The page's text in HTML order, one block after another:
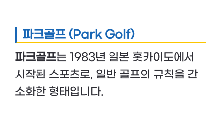
파크골프 (Park Golf)
파크골프는 1983년 일본 홋카이도에서
시작된 스포츠로, 일반 골프의 규칙을 간
소화한 형태입니다.